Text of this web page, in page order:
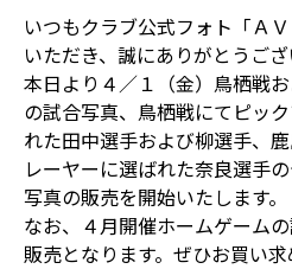
いつもクラブ公式フォト「Ａ
いただき、誠にありがとうござ
本日より４／１（金）鳥栖戦
の試合写真、鳥栖戦にてピッ
れた田中選手および柳選手、
レーヤーに選ばれた奈良選手
写真の販売を開始いたします。
なお、４月開催ホームゲーム
販売となります。ぜひお買い求